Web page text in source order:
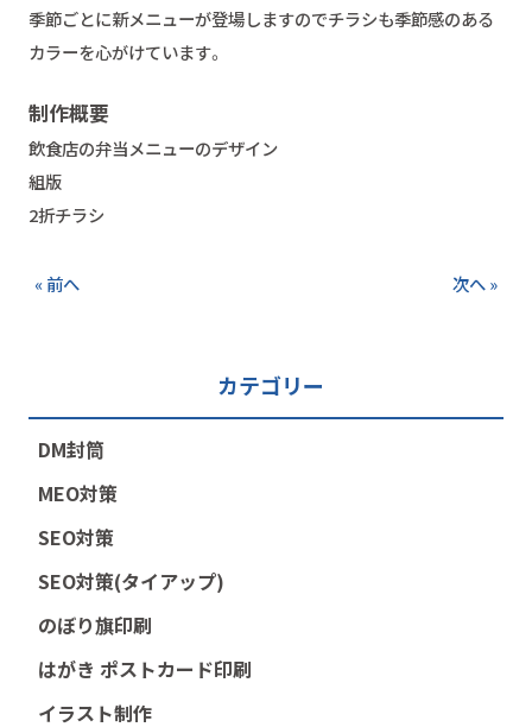
季節ごとに新メニューが登場しますのでチラシも季節感のある
カラーを心がけています。
制作概要
飲食店の弁当メニューのデザイン
組版
2折チラシ
« 前へ 次へ »
カテゴリー
DM封筒
MEO対策
SEO対策
SEO対策(タイアップ)
のぼり旗印刷
はがき ポストカード印刷
イラスト制作